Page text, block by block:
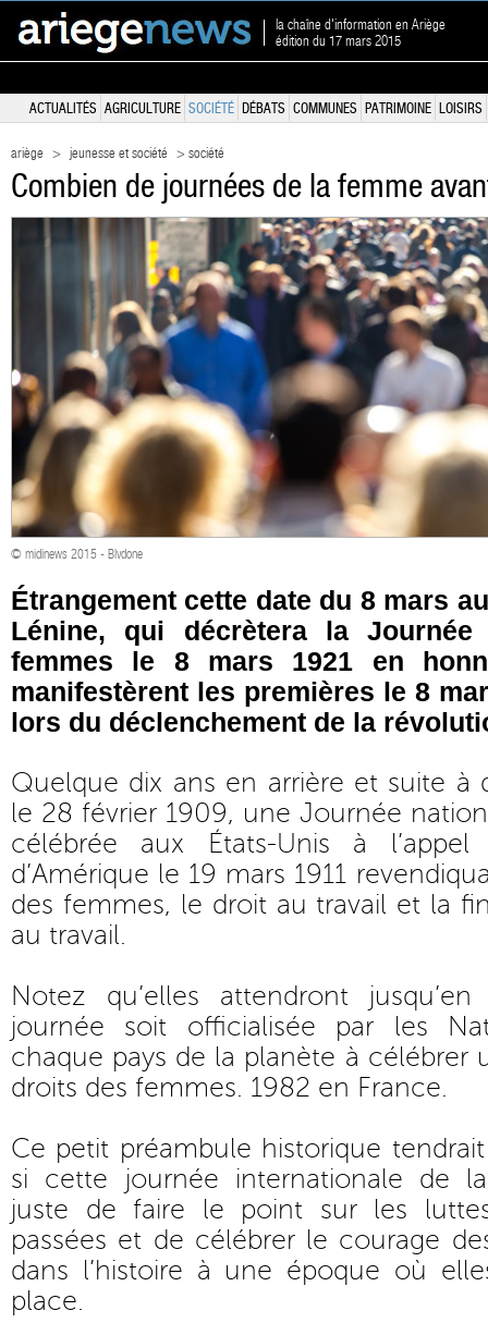
la chaîne d'information en Ariège
édition du 17 mars 2015
ACTUALITÉS AGRICULTURE SOCIÉTÉ DÉBATS COMMUNES PATRIMOINE LOISIRS
ariège > jeunesse et société > société
Combien de journées de la femme
© midinews 2015 - Blvdone
Étrangement cette date du 8 mars
Lénine, qui décrètera la Journée
femmes le 8 mars 1921 en
manifestèrent les premières le 8
lors du déclenchement de la
Quelque dix ans en arrière et suite à
le 28 février 1909, une Journée
célébrée aux États-Unis à
d’Amérique le 19 mars 1911
des femmes, le droit au travail et la
au travail.
Notez qu’elles attendront
journée soit officialisée par les
chaque pays de la planète à célébrer
droits des femmes. 1982 en France.
Ce petit préambule historique
si cette journée internationale de
juste de faire le point sur les
passées et de célébrer le courage
dans l’histoire à une époque où
place.